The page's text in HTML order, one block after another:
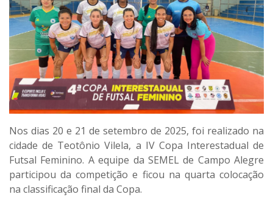
Nos dias 20 e 21 de setembro de 2025, foi realizado na
cidade de Teotônio Vilela, a IV Copa Interestadual de
Futsal Feminino. A equipe da SEMEL de Campo Alegre
participou da competição e ficou na quarta colocação
na classificação final da Copa.